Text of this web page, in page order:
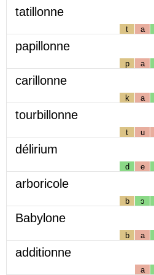
tatillonne
t a
papillonne
p a
carillonne
k a
tourbillonne
t u
délirium
d e
arboricole
b ɔ
Babylone
b a
additionne
a